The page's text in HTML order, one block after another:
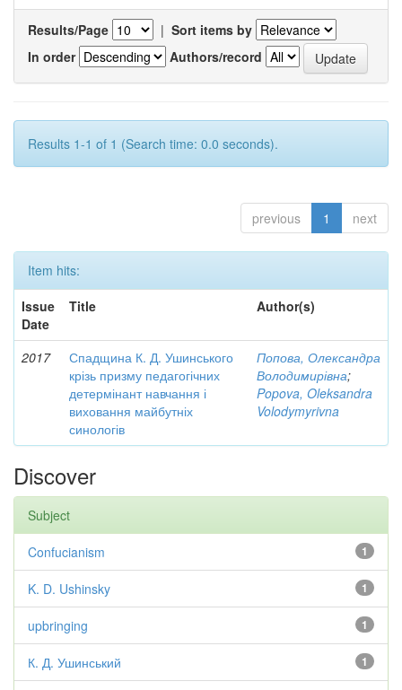
Results/Page | Sort items by
In order
Authors/record
Results 1-1 of 1 (Search time: 0.0 seconds).
previous 1 next
Item hits:
Issue
Date
Title Author(s)
2017
Спадщина К. Д. Ушинського
крізь призму педагогічних
детермінант навчання і
виховання майбутніх
синологів
Попова, Олександра
Володимирівна;
Popova, Oleksandra
Volodymyrivna
Discover
Subject
1
Confucianism
1
K. D. Ushinsky
1
upbringing
1
К. Д. Ушинський